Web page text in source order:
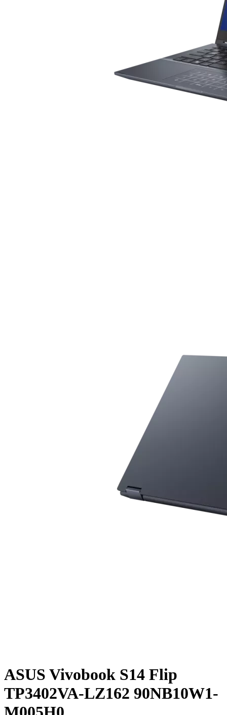
ASUS Vivobook S14 Flip
TP3402VA-LZ162 90NB10W1-